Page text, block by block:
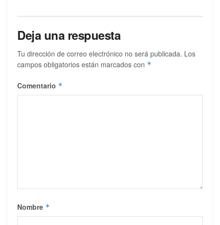
Deja una respuesta
Tu dirección de correo electrónico no será publicada. Los
campos obligatorios están marcados con *
Comentario *
Nombre *